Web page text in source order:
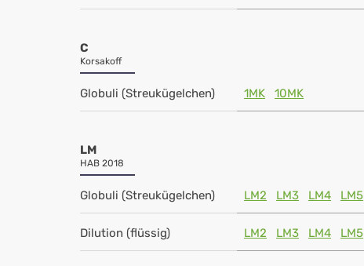
C
Korsakoff
Globuli (Streukügelchen) 1MK 10MK
LM
HAB 2018
Globuli (Streukügelchen) LM2 LM3 LM4 LM5
Dilution (flüssig) LM2 LM3 LM4 LM5